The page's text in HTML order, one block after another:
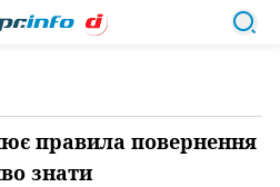
правила повернення
знати